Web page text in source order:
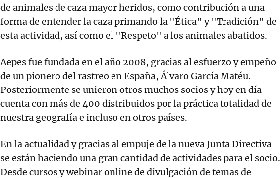
de animales de caza mayor heridos, como contribución a una
forma de entender la caza primando la "Ética" y "Tradición" de
esta actividad, así como el "Respeto" a los animales abatidos.
Aepes fue fundada en el año 2008, gracias al esfuerzo y empeño
de un pionero del rastreo en España, Álvaro García Matéu.
Posteriormente se unieron otros muchos socios y hoy en día
cuenta con más de 400 distribuidos por la práctica totalidad de
nuestra geografía e incluso en otros países.
En la actualidad y gracias al empuje de la nueva Junta Directiva
se están haciendo una gran cantidad de actividades para el socio.
Desde cursos y webinar online de divulgación de temas de